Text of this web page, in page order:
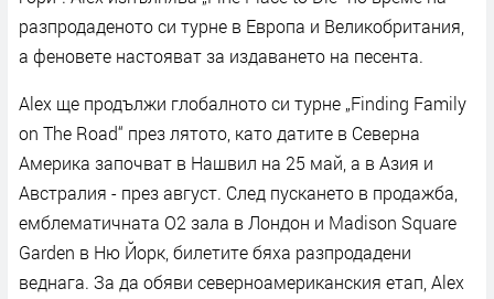
разпродаденото си турне в Европа и Великобритания,
а феновете настояват за издаването на песента.
Alex ще продължи глобалното си турне „Finding Family
on The Road“ през лятото, като датите в Северна
Америка започват в Нашвил на 25 май, а в Азия и
Австралия - през август. След пускането в продажба,
емблематичната O2 зала в Лондон и Madison Square
Garden в Ню Йорк, билетите бяха разпродадени
веднага. За да обяви северноамериканския етап, Alex